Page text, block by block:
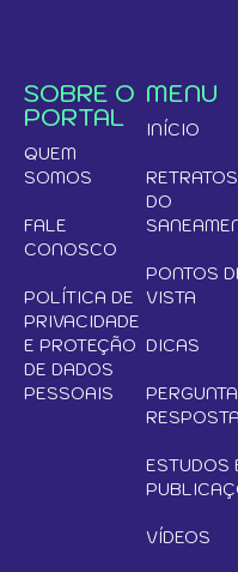
SOBRE O
PORTAL
QUEM
SOMOS
FALE
CONOSCO
POLÍTICA DE
PRIVACIDADE
E PROTEÇÃO
DE DADOS
PESSOAIS
MENU
INÍCIO
RETRATOS
DO
PONTOS
VISTA
DICAS
ESTUDOS
VÍDEOS